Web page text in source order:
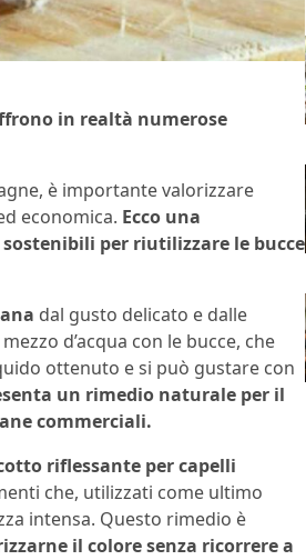
in realtà numerose
è importante valorizzare
economica. Ecco una
per riutilizzare le bucce
dal gusto delicato e dalle
d’acqua con le bucce, che
ottenuto e si può gustare con
un rimedio naturale per il
commerciali.
riflessante per capelli
che, utilizzati come ultimo
intensa. Questo rimedio è
il colore senza ricorrere a